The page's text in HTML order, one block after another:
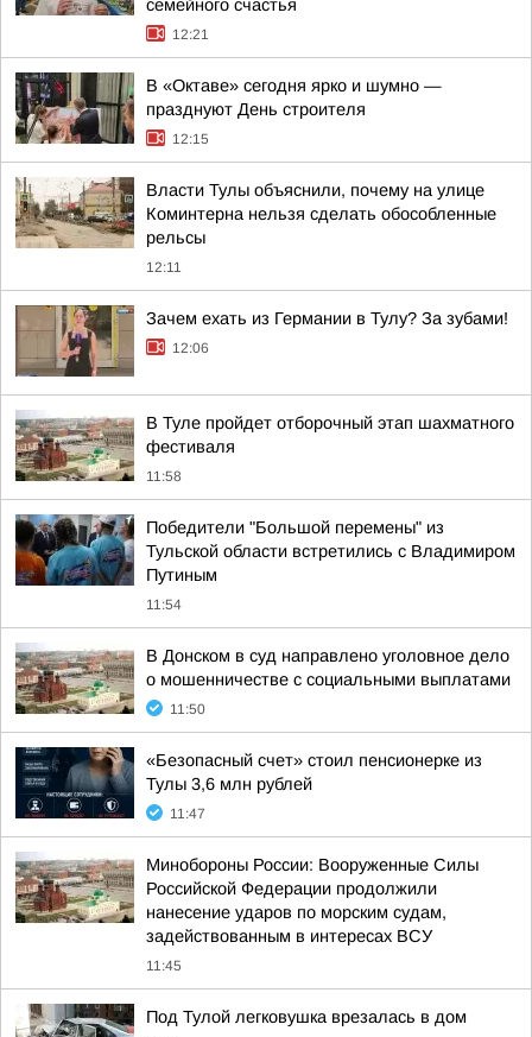
семейного счастья
12:21
В «Октаве» сегодня ярко и шумно —
празднуют День строителя
12:15
Власти Тулы объяснили, почему на улице
Коминтерна нельзя сделать обособленные
рельсы
12:11
Зачем ехать из Германии в Тулу? За зубами!
12:06
В Туле пройдет отборочный этап шахматного
фестиваля
11:58
Победители "Большой перемены" из
Тульской области встретились с Владимиром
Путиным
11:54
В Донском в суд направлено уголовное дело
о мошенничестве с социальными выплатами
11:50
«Безопасный счет» стоил пенсионерке из
Тулы 3,6 млн рублей
11:47
Минобороны России: Вооруженные Силы
Российской Федерации продолжили
нанесение ударов по морским судам,
задействованным в интересах ВСУ
11:45
Под Тулой легковушка врезалась в дом